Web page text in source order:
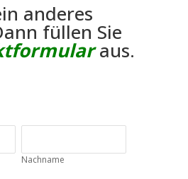
anderes
füllen Sie
aus.
Nachname